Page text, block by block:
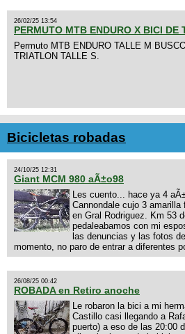
26/02/25 13:54
PERMUTO MTB ENDURO X BICI DE
Permuto MTB ENDURO TALLE M
TRIATLON TALLE S.
Bicicletas robadas
24/10/25 12:31
Giant MCM 980 aÃ±o98
Les cuento... hace ya 4
Cannondale cujo 3
en Gral Rodriguez. Km 53
pedaleabamos con mi
las denuncias y las fotos
momento, no paro de entrar a diferentes
26/08/25 00:42
ROBADA en Retiro anoche
Le robaron la bici a mi
Castillo casi llegando a
puerto) a eso de las 20:00